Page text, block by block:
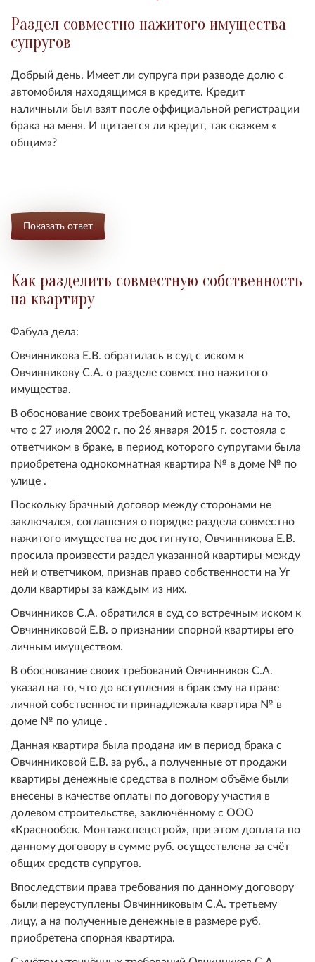
Раздел совместно нажитого имущества
супругов
Добрый день. Имеет ли супруга при разводе долю с
автомобиля находящимся в кредите. Кредит
наличныли был взят после оффициальной регистрации
брака на меня. И щитается ли кредит, так скажем «
общим»?
Показать ответ
Как разделить совместную собственность
на квартиру
Фабула дела:
Овчинникова Е.В. обратилась в суд с иском к
Овчинникову С.А. о разделе совместно нажитого
имущества.
В обоснование своих требований истец указала на то,
что с 27 июля 2002 г. по 26 января 2015 г. состояла с
ответчиком в браке, в период которого супругами была
приобретена однокомнатная квартира № в доме № по
улице .
Поскольку брачный договор между сторонами не
заключался, соглашения о порядке раздела совместно
нажитого имущества не достигнуто, Овчинникова Е.В.
просила произвести раздел указанной квартиры между
ней и ответчиком, признав право собственности на Уг
доли квартиры за каждым из них.
Овчинников С.А. обратился в суд со встречным иском к
Овчинниковой Е.В. о признании спорной квартиры его
личным имуществом.
В обоснование своих требований Овчинников С.А.
указал на то, что до вступления в брак ему на праве
личной собственности принадлежала квартира № в
доме № по улице .
Данная квартира была продана им в период брака с
Овчинниковой Е.В. за руб., а полученные от продажи
квартиры денежные средства в полном объёме были
внесены в качестве оплаты по договору участия в
долевом строительстве, заключённому с ООО
«Краснообск. Монтажспецстрой», при этом доплата по
данному договору в сумме руб. осуществлена за счёт
общих средств супругов.
Впоследствии права требования по данному договору
были переуступлены Овчинниковым С.А. третьему
лицу, а на полученные денежные в размере руб.
приобретена спорная квартира.